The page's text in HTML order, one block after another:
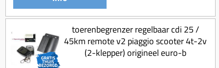
Ketting / tandwiel
Koeling (delen)
Overbrenging
toerenbegrenzer regelbaar cdi 25 /
45km remote v2 piaggio scooter 4t-2v
(2-klepper) origineel euro-b